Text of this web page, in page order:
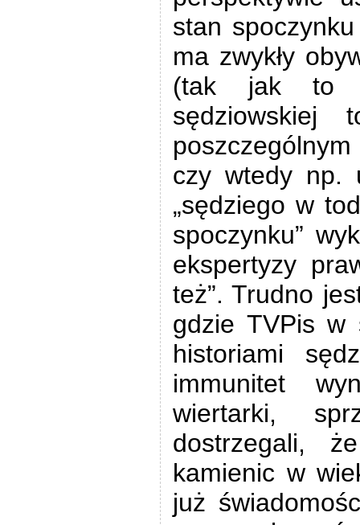
stan
ma zwykły
(tak jak to
sędziowskiej
czy wtedy np.
„sędziego w
spoczynku”
ekspertyzy
też”. Trudno
gdzie TVPis w
historiami
immunitet
wiertarki,
dostrzegali,
kamienic w
już